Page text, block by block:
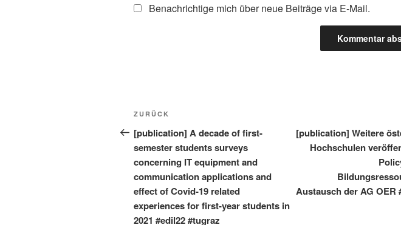
Benachrichtige mich über neue Beiträge via E-Mail.
Beitragsnavigation
Vorheriger
Beitrag
ZURÜCK
[publication] A decade of first-
semester students surveys
concerning IT equipment and
communication applications and
effect of Covid-19 related
experiences for first-year students in
2021 #edil22 #tugraz
[publication] Weitere
Hochschulen
Austausch der AG OER